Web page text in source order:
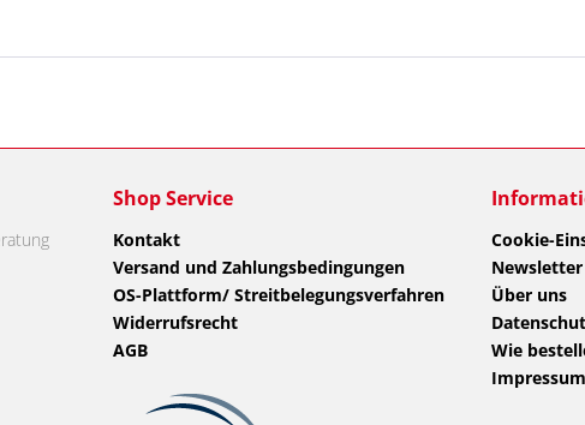
Shop Service
Kontakt
Versand und Zahlungsbedingungen
OS-Plattform/ Streitbelegungsverfahren
Widerrufsrecht
AGB
Cookie-
Newsletter
Über uns
Wie
Impressum